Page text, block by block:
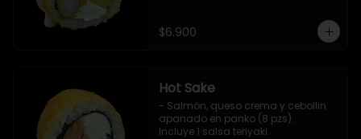
$6.900
Hot Sake
- Salmón, queso crema y cebollin
apanado en panko (8 pzs).
Incluye 1 salsa teriyaki.